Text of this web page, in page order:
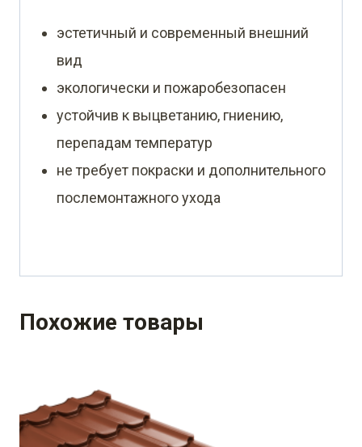
эстетичный и современный внешний
вид
экологически и пожаробезопасен
устойчив к выцветанию, гниению,
перепадам температур
не требует покраски и дополнительного
послемонтажного ухода
Похожие товары